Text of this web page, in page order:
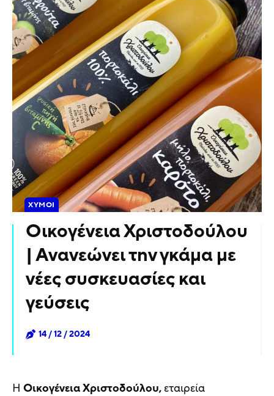
ΧΥΜΟΊ
Οικογένεια Χριστοδούλου
| Ανανεώνει την γκάμα με
νέες συσκευασίες και
γεύσεις
14 / 12 / 2024
Η ΟικογένειαΧριστοδούλου,εταιρεία